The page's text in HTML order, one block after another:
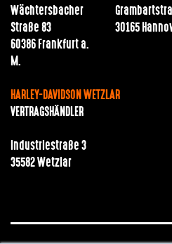
Wächtersbacher
Straße 83
60386 Frankfurt a.
M.
30165
HARLEY-DAVIDSON WETZLAR
VERTRAGSHÄNDLER
Industriestraße 3
35582 Wetzlar